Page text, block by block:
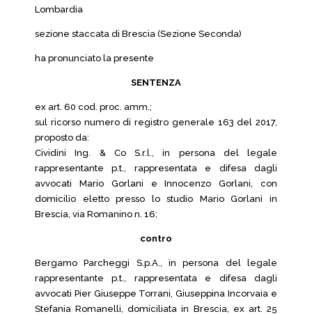
Lombardia
sezione staccata di Brescia (Sezione Seconda)
ha pronunciato la presente
SENTENZA
ex art. 60 cod. proc. amm.;
sul ricorso numero di registro generale 163 del 2017,
proposto da:
Cividini Ing. & Co S.r.l., in persona del legale
rappresentante p.t., rappresentata e difesa dagli
avvocati Mario Gorlani e Innocenzo Gorlani, con
domicilio eletto presso lo studio Mario Gorlani in
Brescia, via Romanino n. 16;
contro
Bergamo Parcheggi S.p.A., in persona del legale
rappresentante p.t., rappresentata e difesa dagli
avvocati Pier Giuseppe Torrani, Giuseppina Incorvaia e
Stefania Romanelli, domiciliata in Brescia, ex art. 25